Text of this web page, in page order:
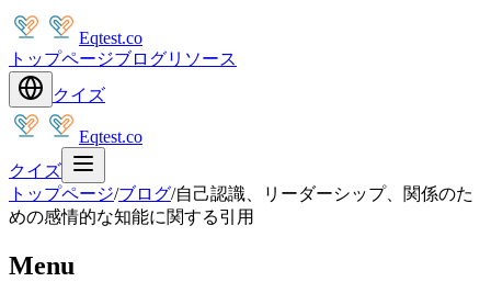
Eqtest.co
トップページブログリソース
クイズ
Eqtest.co
クイズ
トップページ/ブログ/自己認識、リーダーシップ、関係のた
めの感情的な知能に関する引用
Menu